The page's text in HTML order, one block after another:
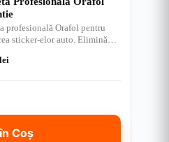
profesională Orafol pentru
sticker-elor auto. Elimină
lei
Coș